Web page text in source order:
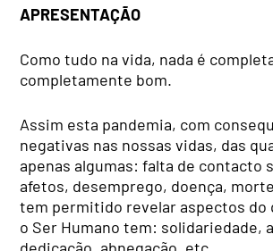
APRESENTAÇÃO
Como tudo na vida, nada é
completamente bom.
Assim esta pandemia, com
negativas nas nossas vidas, das
apenas algumas: falta de contacto
afetos, desemprego, doença,
tem permitido revelar aspectos do
o Ser Humano tem: solidariedade,